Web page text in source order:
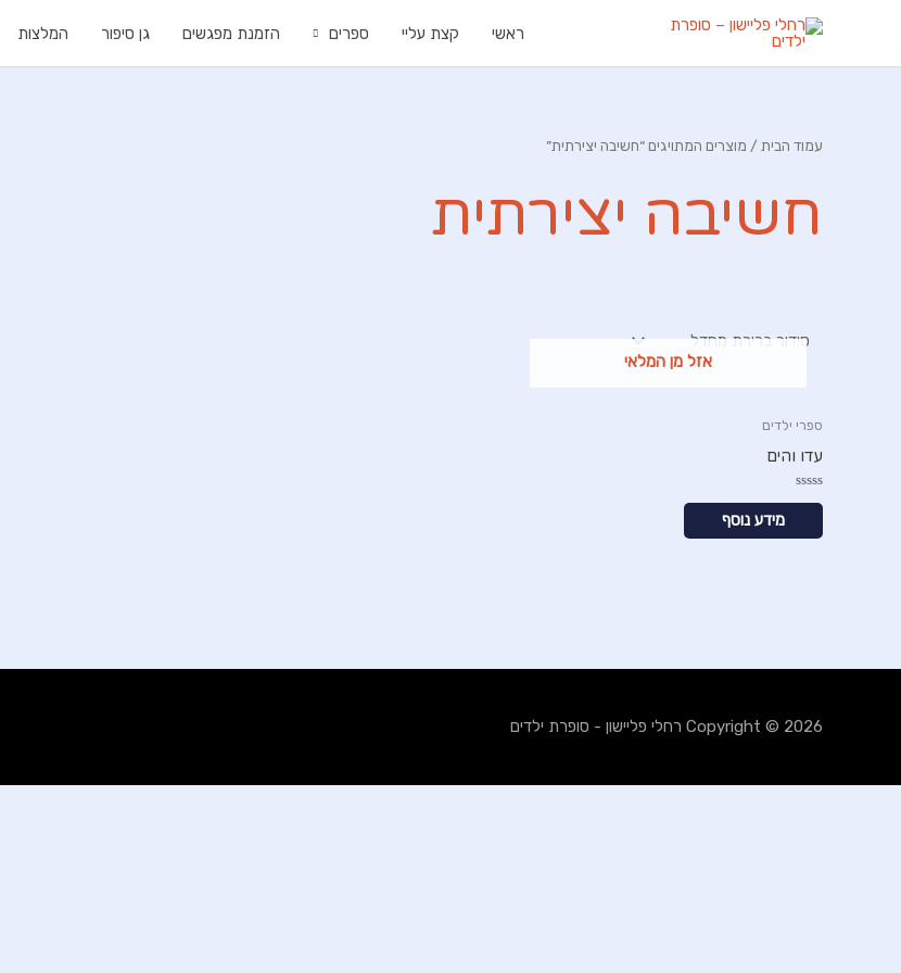
ראשי קצת עליי ספרים הזמנת מפגשים גן סיפור המלצות
עמוד הבית / מוצרים המתויגים “חשיבה יצירתית”
חשיבה יצירתית
אזל מן המלאי
ספרי ילדים
עדו והים
דורג
5
מידע נוסף
Copyright © 2026 רחלי פליישון - סופרת ילדים